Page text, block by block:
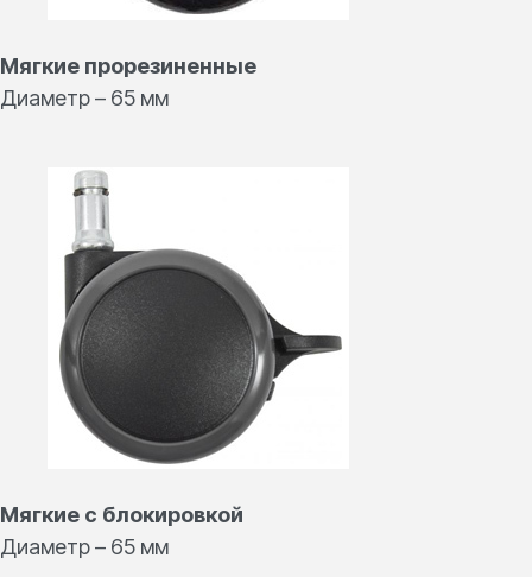
Мягкие прорезиненные
Диаметр – 65 мм
Мягкие с блокировкой
Диаметр – 65 мм
Наш шоурум в Санкт-Петербурге
199178, 16-я линия
Санкт‑Петербург
16-я линия Васильевского острова, 85к3 — Яндекс